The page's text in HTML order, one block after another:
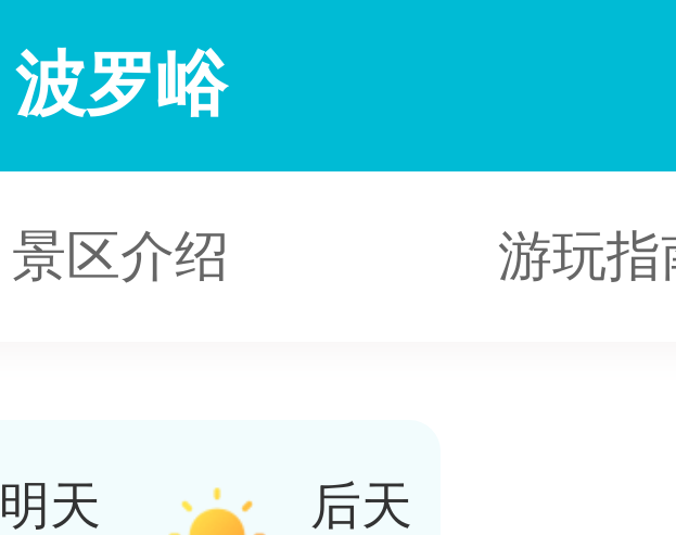
波罗峪
景区介绍 游玩指
明天 后天